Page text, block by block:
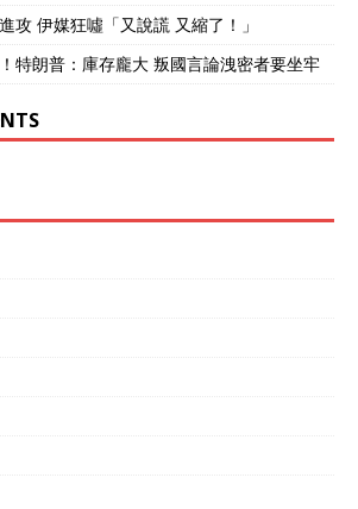
攻 伊媒狂噓「又說謊 又縮了！」
特朗普：庫存龐大 叛國言論洩密者要坐牢